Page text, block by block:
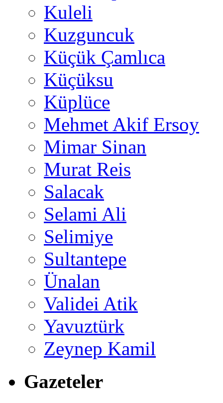
Kuleli
Kuzguncuk
Küçük Çamlıca
Küçüksu
Küplüce
Mehmet Akif Ersoy
Mimar Sinan
Murat Reis
Salacak
Selami Ali
Selimiye
Sultantepe
Ünalan
Validei Atik
Yavuztürk
Zeynep Kamil
Gazeteler